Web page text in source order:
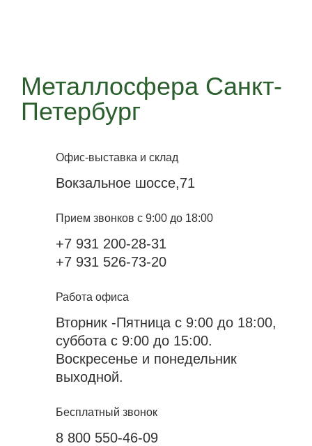
Металлосфера Санкт-
Петербург
Офис-выставка и склад
Вокзальное шоссе,71
Прием звонков с 9:00 до 18:00
+7 931 200-28-31
+7 931 526-73-20
Работа офиса
Вторник -Пятница с 9:00 до 18:00,
суббота с 9:00 до 15:00.
Воскресенье и понедельник
выходной.
Бесплатный звонок
8 800 550-46-09